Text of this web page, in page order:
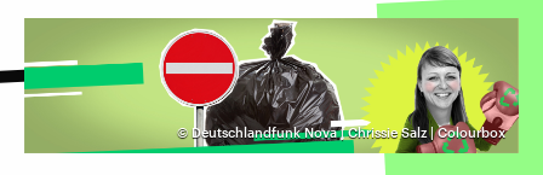
© Deutschlandfunk Nova | Chrissie Salz | Colourbox